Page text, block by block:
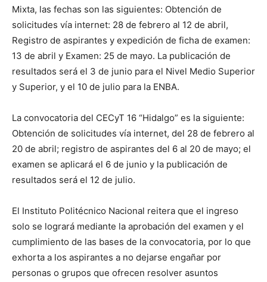
Mixta, las fechas son las siguientes: Obtención de
solicitudes vía internet: 28 de febrero al 12 de abril,
Registro de aspirantes y expedición de ficha de examen:
13 de abril y Examen: 25 de mayo. La publicación de
resultados será el 3 de junio para el Nivel Medio Superior
y Superior, y el 10 de julio para la ENBA.
La convocatoria del CECyT 16 “Hidalgo” es la siguiente:
Obtención de solicitudes vía internet, del 28 de febrero al
20 de abril; registro de aspirantes del 6 al 20 de mayo; el
examen se aplicará el 6 de junio y la publicación de
resultados será el 12 de julio.
El Instituto Politécnico Nacional reitera que el ingreso
solo se logrará mediante la aprobación del examen y el
cumplimiento de las bases de la convocatoria, por lo que
exhorta a los aspirantes a no dejarse engañar por
personas o grupos que ofrecen resolver asuntos